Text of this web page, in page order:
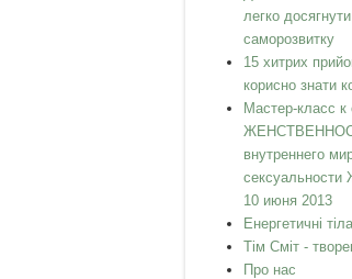
легко
саморозвитку
15 хитрих
корисно знати
Мастер-класс
внутреннего
10 июня 2013
Енергетичні
Тім Сміт -
Про нас